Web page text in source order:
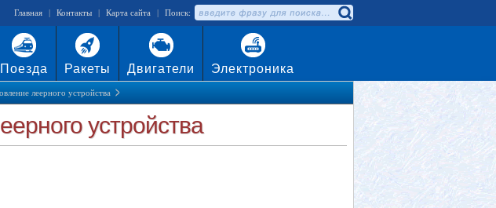
Главная | Контакты | Карта сайта | Поиск:
Поезда Ракеты Двигатели Электроника
леерного устройства
устройства